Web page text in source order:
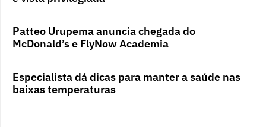
Patteo Urupema anuncia chegada do
McDonald’s e FlyNow Academia
Especialista dá dicas para manter a saúde nas
baixas temperaturas